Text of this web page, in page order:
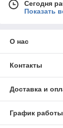
Сегодня
Показать
О нас
Контакты
Доставка и
График работы